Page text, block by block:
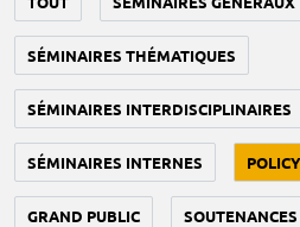
SÉMINAIRES THÉMATIQUES
SÉMINAIRES INTERDISCIPLINAIRES
SÉMINAIRES INTERNES
GRAND PUBLIC